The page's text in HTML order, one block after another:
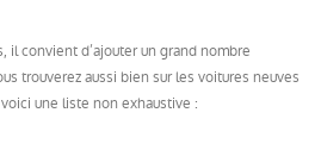
il convient d’ajouter un grand nombre
trouverez aussi bien sur les voitures neuves
une liste non exhaustive :